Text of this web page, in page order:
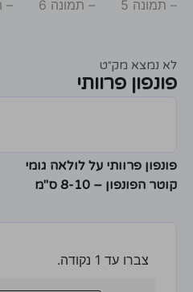
לא נמצא מק״ט
פונפון פרוותי
פונפון פרוותי על לולאה גומי
קוטר הפונפון – 8-10 ס"מ
צברו עד 1 נקודה.